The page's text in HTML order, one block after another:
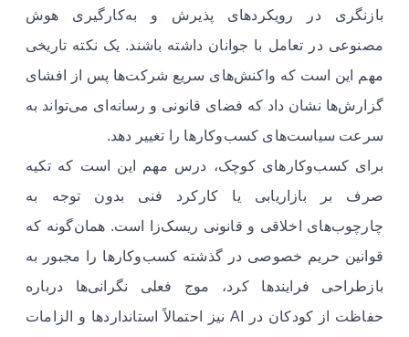
بازنگری در رویکردهای پذیرش و به‌کارگیری هوش
مصنوعی در تعامل با جوانان داشته باشند. یک نکته تاریخی
مهم این است که واکنش‌های سریع شرکت‌ها پس از افشای
گزارش‌ها نشان داد که فضای قانونی و رسانه‌ای می‌تواند به
سرعت سیاست‌های کسب‌وکارها را تغییر دهد.
برای کسب‌وکارهای کوچک، درس مهم این است که تکیه
صرف بر بازاریابی یا کارکرد فنی بدون توجه به
چارچوب‌های اخلاقی و قانونی ریسک‌زا است. همان‌گونه که
قوانین حریم خصوصی در گذشته کسب‌وکارها را مجبور به
بازطراحی فرایندها کرد، موج فعلی نگرانی‌ها درباره
حفاظت از کودکان در AI نیز احتمالاً استانداردها و الزامات